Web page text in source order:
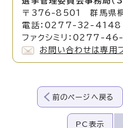
〒376-8501 群馬県桐
電話：0277-32-4148
ファクシミリ：0277-
お問い合わせは専用
前のページへ戻る
PC表示